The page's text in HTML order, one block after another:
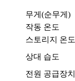
무게(순무게)
작동 온도
스토리지 온도
상대 습도
전원 공급장치